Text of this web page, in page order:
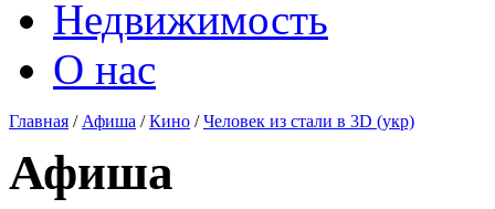
Недвижимость
О нас
Главная / Афиша /Кино /Человек из стали в 3D (укр)
Афиша